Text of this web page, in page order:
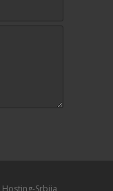
Hosting-Srbija